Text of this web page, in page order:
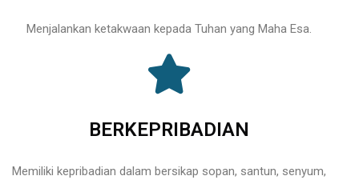
Menjalankan ketakwaan kepada Tuhan yang Maha Esa.
BERKEPRIBADIAN
Memiliki kepribadian dalam bersikap sopan, santun, senyum,